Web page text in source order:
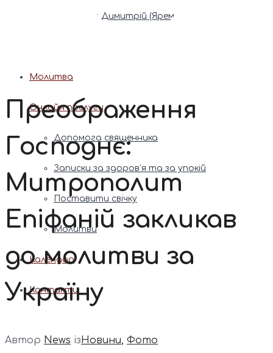
Патріарх Димитрій (Ярема)
Молитва
Онлайн послуги
Допомога священника
Записки за здоров’я та за упокій
Поставити свічку
Молитви
Календар
Контакти
Преображення
Господнє:
Митрополит
Епіфаній закликав
до молитви за
Україну
Автор News ізНовини, Фото